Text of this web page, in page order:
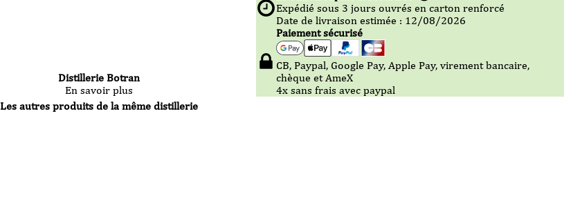
Expédié sous 3 jours ouvrés en carton renforcé
Date de livraison estimée : 12/08/2026
Paiement sécurisé
CB, Paypal, Google Pay, Apple Pay, virement bancaire,
chèque et AmeX
4x sans frais avec paypal
Distillerie Botran
En savoir plus
Les autres produits de la même distillerie